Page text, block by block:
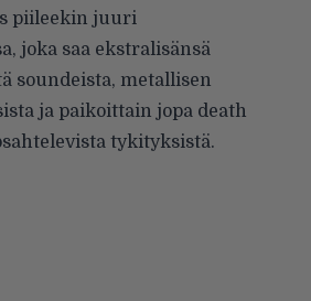
piileekin juuri
joka saa ekstralisänsä
soundeista, metallisen
ja paikoittain jopa death
tykityksistä.